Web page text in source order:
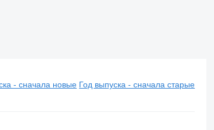
- сначала новые Год выпуска - сначала старые